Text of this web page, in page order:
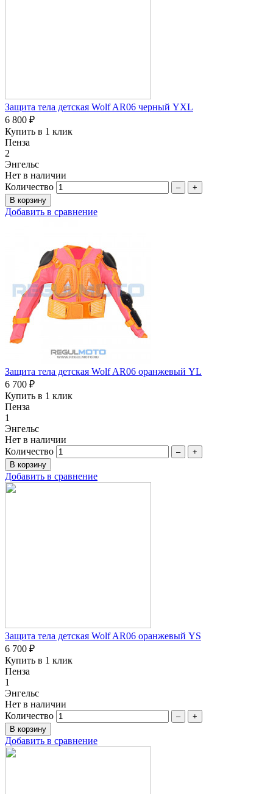
Защита тела детская Wolf AR06 черный YXL
6 800 ₽
Купить в 1 клик
Пенза
2
Энгельс
Нет в наличии
Количество
– +
Добавить в сравнение
Защита тела детская Wolf AR06 оранжевый YL
6 700 ₽
Купить в 1 клик
Пенза
1
Энгельс
Нет в наличии
Количество
– +
Добавить в сравнение
Защита тела детская Wolf AR06 оранжевый YS
6 700 ₽
Купить в 1 клик
Пенза
1
Энгельс
Нет в наличии
Количество
– +
Добавить в сравнение